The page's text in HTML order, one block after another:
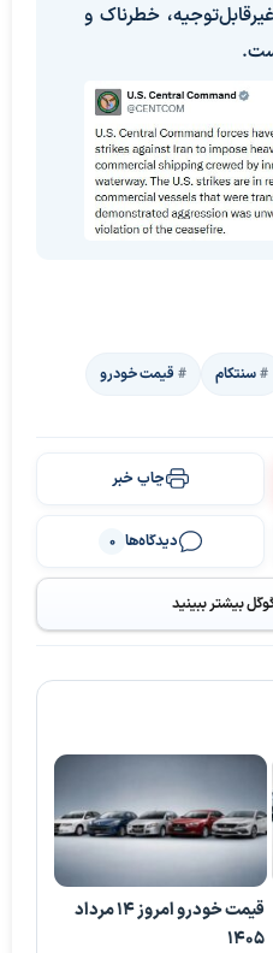
غیرقابل‌توجیه، خطرناک و
سنتکام قیمت خودرو
چاپ خبر
دیدگاه‌ها 0
بیشتر ببینید
قیمت خودرو امروز 14 مرداد
1405